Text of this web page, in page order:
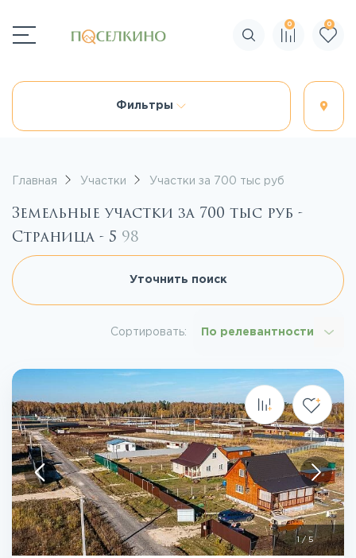
Поиск по сайту
0 0
Фильтры
Главная Участки Участки за 700 тыс руб
Земельные участки за 700 тыс руб -
Страница - 5 98
Уточнить поиск
Сортировать: По релевантности
1 / 5